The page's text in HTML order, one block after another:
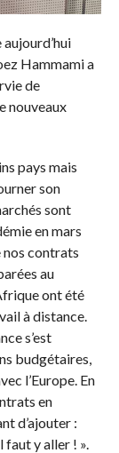
Hammami a
de
nouveaux
pays mais
son
sont
en mars
nos contrats
au
ont été
à distance.
s’est
budgétaires,
l’Europe. En
en
d’ajouter :
faut y aller ! ».